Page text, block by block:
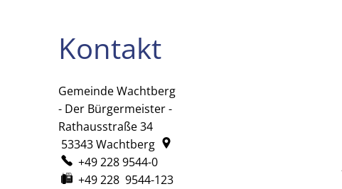
Kontakt
Gemeinde Wachtberg
- Der Bürgermeister -
Rathausstraße 34
53343Wachtberg
+49 228 9544-0
+49 228 9544-123